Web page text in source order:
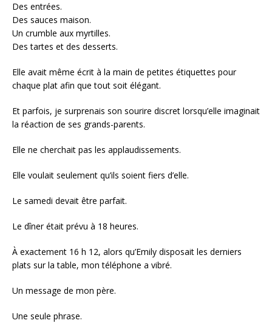
Des entrées.
Des sauces maison.
Un crumble aux myrtilles.
Des tartes et des desserts.
Elle avait même écrit à la main de petites étiquettes pour
chaque plat afin que tout soit élégant.
Et parfois, je surprenais son sourire discret lorsqu’elle imaginait
la réaction de ses grands-parents.
Elle ne cherchait pas les applaudissements.
Elle voulait seulement qu’ils soient fiers d’elle.
Le samedi devait être parfait.
Le dîner était prévu à 18 heures.
À exactement 16 h 12, alors qu’Emily disposait les derniers
plats sur la table, mon téléphone a vibré.
Un message de mon père.
Une seule phrase.